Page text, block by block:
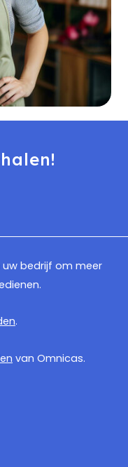
uw bedrijf om meer
.
van Omnicas.